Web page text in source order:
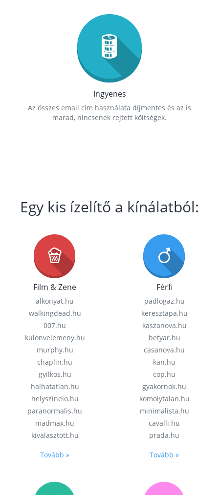
Ingyenes
Az összes email cím használata díjmentes és az is
marad, nincsenek rejtett költségek.
Egy kis ízelítő a kínálatból:
Film & Zene
alkonyat.hu
walkingdead.hu
007.hu
kulonvelemeny.hu
murphy.hu
chaplin.hu
gyilkos.hu
halhatatlan.hu
helyszinelo.hu
paranormalis.hu
madmax.hu
kivalasztott.hu
Tovább »
Férfi
padlogaz.hu
keresztapa.hu
kaszanova.hu
betyar.hu
casanova.hu
kan.hu
cop.hu
gyakornok.hu
komolytalan.hu
minimalista.hu
cavalli.hu
prada.hu
Tovább »